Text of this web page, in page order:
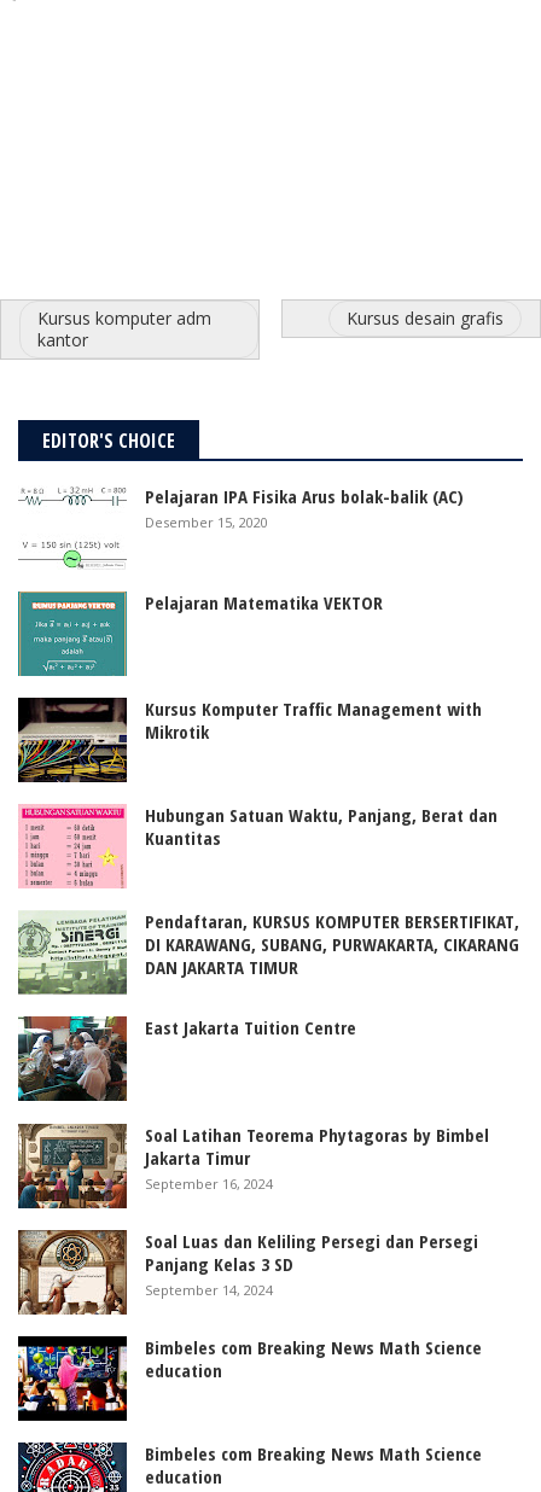
Kursus komputer adm
kantor
Kursus desain grafis
EDITOR'S CHOICE
Pelajaran IPA Fisika Arus bolak-balik (AC)
Desember 15, 2020
Pelajaran Matematika VEKTOR
Kursus Komputer Traffic Management with
Mikrotik
Hubungan Satuan Waktu, Panjang, Berat dan
Kuantitas
Pendaftaran, KURSUS KOMPUTER BERSERTIFIKAT,
DI KARAWANG, SUBANG, PURWAKARTA, CIKARANG
DAN JAKARTA TIMUR
East Jakarta Tuition Centre
Soal Latihan Teorema Phytagoras by Bimbel
Jakarta Timur
September 16, 2024
Soal Luas dan Keliling Persegi dan Persegi
Panjang Kelas 3 SD
September 14, 2024
Bimbeles com Breaking News Math Science
education
Bimbeles com Breaking News Math Science
education